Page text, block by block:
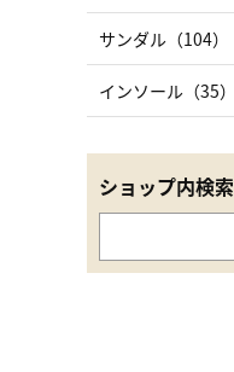
サンダル（104）
インソール（35）
ショップ内検索